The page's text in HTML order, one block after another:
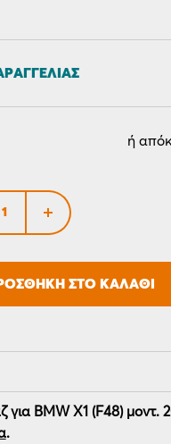
ή
ΣΤΟ ΚΑΛΆΘΙ
για BMW X1 (F48) μοντ.
.